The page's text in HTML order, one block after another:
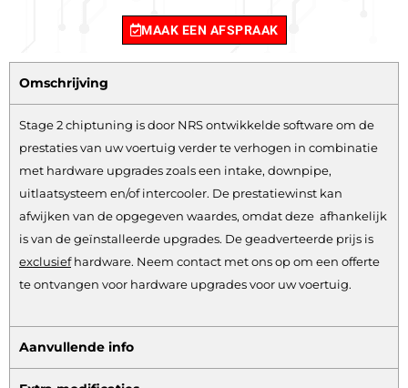
MAAK EEN AFSPRAAK
Omschrijving
Stage 2 chiptuning is door NRS ontwikkelde software om de
prestaties van uw voertuig verder te verhogen in combinatie
met hardware upgrades zoals een intake, downpipe,
uitlaatsysteem en/of intercooler. De prestatiewinst kan
afwijken van de opgegeven waardes, omdat deze afhankelijk
is van de geïnstalleerde upgrades. De geadverteerde prijs is
exclusiefhardware. Neem contact met ons op om een offerte
te ontvangen voor hardware upgrades voor uw voertuig.
Aanvullende info